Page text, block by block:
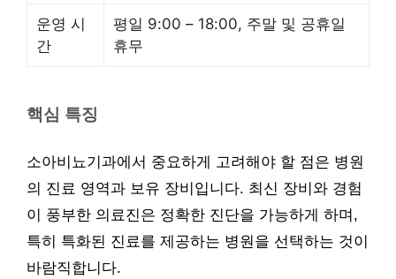
운영 시
간
평일 9:00 – 18:00, 주말 및 공휴일
휴무
핵심 특징
소아비뇨기과에서 중요하게 고려해야 할 점은 병원
의 진료 영역과 보유 장비입니다. 최신 장비와 경험
이 풍부한 의료진은 정확한 진단을 가능하게 하며,
특히 특화된 진료를 제공하는 병원을 선택하는 것이
바람직합니다.